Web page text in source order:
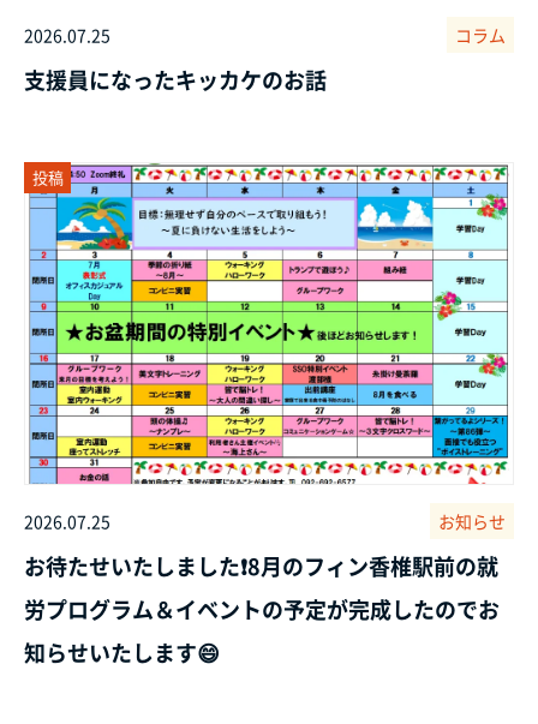
2026.07.25 コラム
支援員になったキッカケのお話
投稿
2026.07.25 お知らせ
お待たせいたしました❗8月のフィン香椎駅前の就
労プログラム＆イベントの予定が完成したのでお
知らせいたします😄